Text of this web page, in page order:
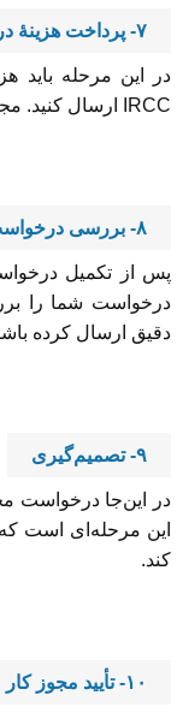
۷- پرداخت هزینۀ درخواست
در این مرحله باید
IRCC ارسال کنید. مجوز کار کانادا ۱۵۵ دلار هزینه دارد.
۸- بررسی درخواست
درخواست شما را
دقیق ارسال کرده
۹- تصمیم‌گیری
در این‌جا درخواست
کند.
۱۰- تأیید مجوز کار